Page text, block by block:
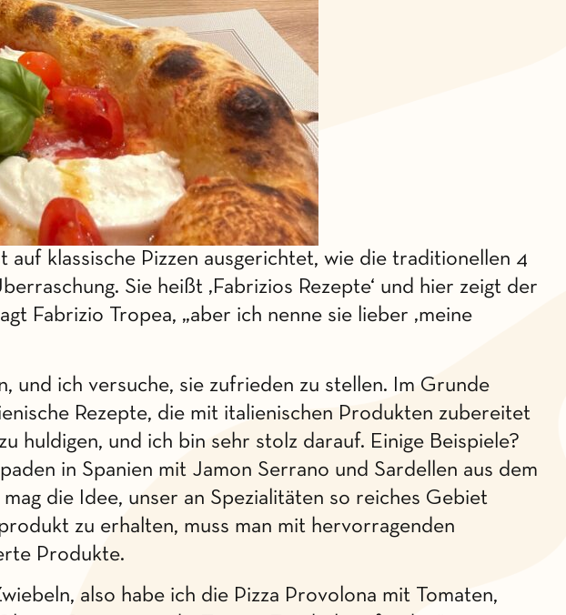
klassische Pizzen ausgerichtet, wie die traditionellen 4
Sie heißt ‚Fabrizios Rezepte‘ und hier zeigt der
Fabrizio Tropea, „aber ich nenne sie lieber ‚meine
und ich versuche, sie zufrieden zu stellen. Im Grunde
Rezepte, die mit italienischen Produkten zubereitet
huldigen, und ich bin sehr stolz darauf. Einige Beispiele?
in Spanien mit Jamon Serrano und Sardellen aus dem
die Idee, unser an Spezialitäten so reiches Gebiet
zu erhalten, muss man mit hervorragenden
Produkte.
also habe ich die Pizza Provolona mit Tomaten,